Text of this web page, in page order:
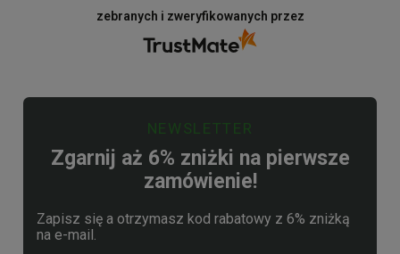
zebranych i zweryfikowanych przez
NEWSLETTER
Zgarnij aż 6% zniżki na pierwsze
zamówienie!
Zapisz się a otrzymasz kod rabatowy z 6% zniżką
na e-mail.